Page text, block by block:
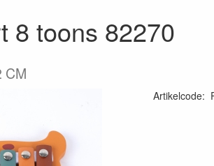
8 toons 82270
CM
Artikelcode: